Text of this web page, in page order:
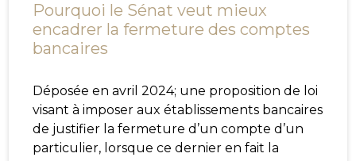
Pourquoi le Sénat veut mieux
encadrer la fermeture des comptes
bancaires
Déposée en avril 2024; une proposition de loi
visant à imposer aux établissements bancaires
de justifier la fermeture d’un compte d’un
particulier, lorsque ce dernier en fait la